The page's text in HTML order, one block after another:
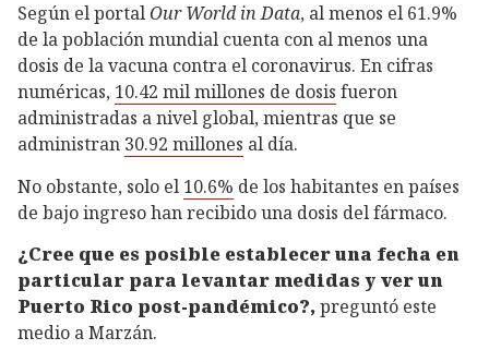
Según el portalOur World in Data, al menos el 61.9%
de la población mundial cuenta con al menos una
dosis de la vacuna contra el coronavirus. En cifras
numéricas, 10.42 mil millones de dosis fueron
administradas a nivel global, mientras que se
administran 30.92 millones al día.
No obstante, solo el 10.6% de los habitantes en países
de bajo ingreso han recibido una dosis del fármaco.
¿Cree que es posible establecer una fecha en
particular para levantar medidas y ver un
Puerto Rico post-pandémico?, preguntó este
medio a Marzán.